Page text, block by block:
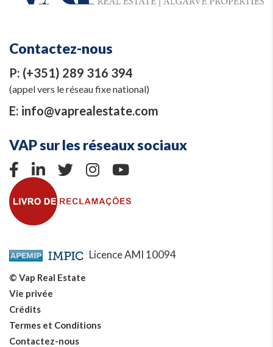
Contactez-nous
P: (+351) 289 316 394
(appel vers le réseau fixe national)
E: info@vaprealestate.com
VAP sur les réseaux sociaux
Licence AMI 10094
© Vap Real Estate
Vie privée
Crédits
Termes et Conditions
Contactez-nous